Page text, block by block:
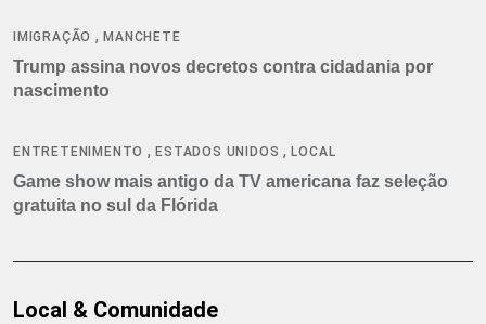
IMIGRAÇÃO ,MANCHETE
Trump assina novos decretos contra cidadania por
nascimento
ENTRETENIMENTO ,ESTADOS UNIDOS ,LOCAL
Game show mais antigo da TV americana faz seleção
gratuita no sul da Flórida
Local & Comunidade